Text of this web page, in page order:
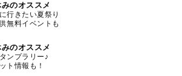
のオススメ
行きたい夏祭り
無料イベントも
のオススメ
ンプラリー♪
ト情報も！